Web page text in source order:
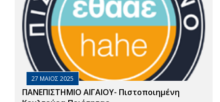
27 ΜΑΙΟΣ 2025
ΠΑΝΕΠΙΣΤΗΜΙΟ ΑΙΓΑΙΟΥ- Πιστοποιημένη